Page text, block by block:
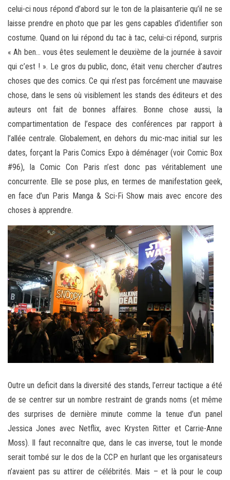
celui-ci nous répond d’abord sur le ton de la plaisanterie qu’il ne se
laisse prendre en photo que par les gens capables d’identifier son
costume. Quand on lui répond du tac à tac, celui-ci répond, surpris
« Ah ben… vous êtes seulement le deuxième de la journée à savoir
qui c’est ! ». Le gros du public, donc, était venu chercher d’autres
choses que des comics. Ce qui n’est pas forcément une mauvaise
chose, dans le sens où visiblement les stands des éditeurs et des
auteurs ont fait de bonnes affaires. Bonne chose aussi, la
compartimentation de l’espace des conférences par rapport à
l’allée centrale. Globalement, en dehors du mic-mac initial sur les
dates, forçant la Paris Comics Expo à déménager (voir Comic Box
#96), la Comic Con Paris n’est donc pas véritablement une
concurrente. Elle se pose plus, en termes de manifestation geek,
en face d’un Paris Manga & Sci-Fi Show mais avec encore des
choses à apprendre.
Outre un deficit dans la diversité des stands, l’erreur tactique a été
de se centrer sur un nombre restraint de grands noms (et même
des surprises de dernière minute comme la tenue d’un panel
Jessica Jones avec Netflix, avec Krysten Ritter et Carrie-Anne
Moss). Il faut reconnaître que, dans le cas inverse, tout le monde
serait tombé sur le dos de la CCP en hurlant que les organisateurs
n’avaient pas su attirer de célébrités. Mais – et là pour le coup